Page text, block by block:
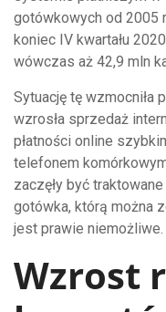
gotówkowych od 2005
koniec IV kwartału
wówczas aż 42,9 mln
Sytuację tę wzmocniła
wzrosła sprzedaż
płatności online
telefonem
zaczęły być
gotówka, którą można
jest prawie niemożliwe.
Wzrost